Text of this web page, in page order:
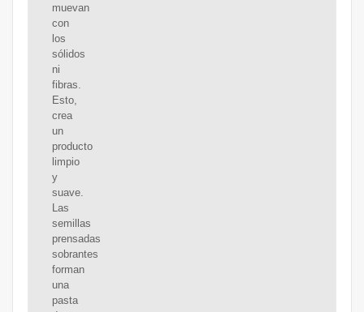
muevan
con
los
sólidos
ni
fibras.
Esto,
crea
un
producto
limpio
y
suave.
Las
semillas
prensadas
sobrantes
forman
una
pasta